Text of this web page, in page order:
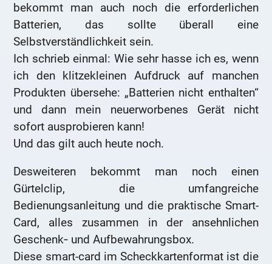
bekommt man auch noch die erforderlichen
Batterien, das sollte überall eine
Selbstverständlichkeit sein.
Ich schrieb einmal: Wie sehr hasse ich es, wenn
ich den klitzekleinen Aufdruck auf manchen
Produkten übersehe: „Batterien nicht enthalten“
und dann mein neuerworbenes Gerät nicht
sofort ausprobieren kann!
Und das gilt auch heute noch.
Desweiteren bekommt man noch einen
Gürtelclip, die umfangreiche
Bedienungsanleitung und die praktische Smart-
Card, alles zusammen in der ansehnlichen
Geschenk‑ und Aufbewahrungsbox.
Diese smart-card im Scheckkartenformat ist die